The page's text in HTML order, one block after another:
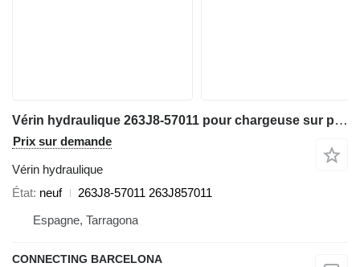
Vérin hydraulique 263J8-57011 pour chargeuse sur pneus Hitachi ZW310
Prix sur demande
Vérin hydraulique
État neuf
263J8-57011 263J857011
Espagne, Tarragona
CONNECTING BARCELONA